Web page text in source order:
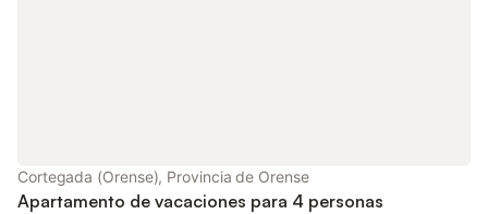
Cortegada (Orense), Provincia de Orense
Apartamento de vacaciones para 4 personas